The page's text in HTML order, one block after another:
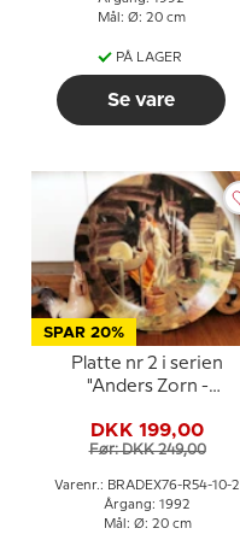
Mål: Ø: 20 cm
PÅ LAGER
Se vare
SPAR 20%
Platte nr 2 i serien
"Anders Zorn -
Vattna Hästen
DKK 199,00
Før: DKK 249,00
Varenr.: BRADEX76-R54-10-2
Årgang: 1992
Mål: Ø: 20 cm